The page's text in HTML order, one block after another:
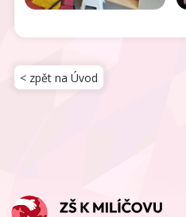
< zpět na Úvod